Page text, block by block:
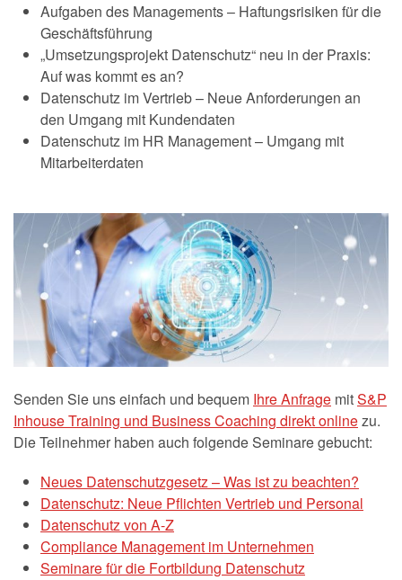
Aufgaben des Managements – Haftungsrisiken für die
Geschäftsführung
„Umsetzungsprojekt Datenschutz“ neu in der Praxis:
Auf was kommt es an?
Datenschutz im Vertrieb – Neue Anforderungen an
den Umgang mit Kundendaten
Datenschutz im HR Management – Umgang mit
Mitarbeiterdaten
Senden Sie uns einfach und bequem Ihre Anfrage mitS&P
Inhouse Training und Business Coaching direkt onlinezu.
Die Teilnehmer haben auch folgende Seminare gebucht:
Neues Datenschutzgesetz – Was ist zu beachten?
Datenschutz: Neue Pflichten Vertrieb und Personal
Datenschutz von A-Z
Compliance Management im Unternehmen
Seminare für die Fortbildung Datenschutz